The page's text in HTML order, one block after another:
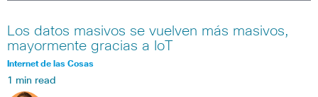
Los datos masivos se vuelven más masivos,
mayormente gracias a IoT
Internet de las Cosas
1 min read